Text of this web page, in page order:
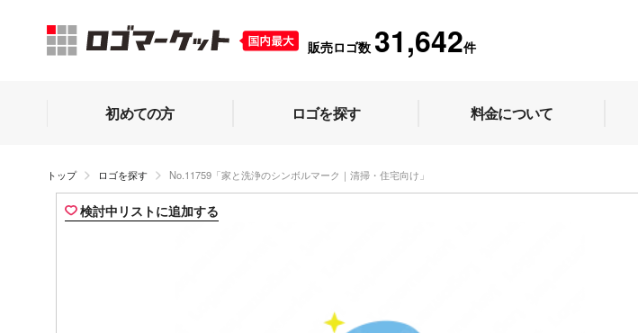
販売ロゴ数 31,642件
初めての方 ロゴを探す 料金について
トップ ロゴを探す No.11759「家と洗浄のシンボルマーク｜清掃・住宅向け」
検討中リストに追加する